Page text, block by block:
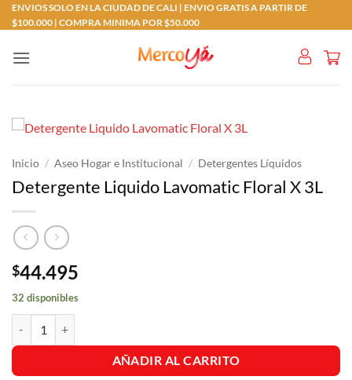
Saltar
al
ENVIOS SOLO EN LA CIUDAD DE CALI | ENVIO GRATIS A PARTIR DE
$100.000 | COMPRA MINIMA POR $50.000
Inicio / Aseo Hogar e Institucional / Detergentes Líquidos
Detergente Liquido Lavomatic Floral X 3L
$44.495
32 disponibles
AÑADIR AL CARRITO